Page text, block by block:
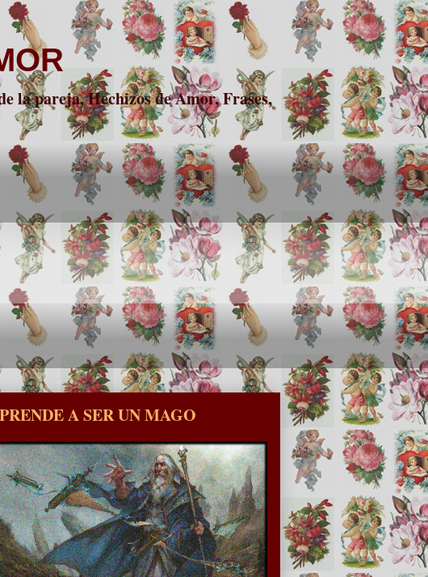
la pareja, Hechizos de Amor, Frases,
A SER UN MAGO